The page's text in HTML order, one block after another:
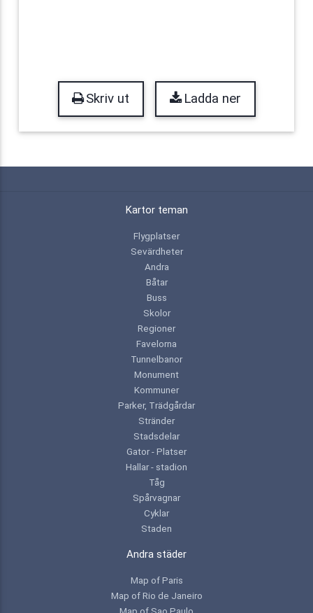
Skriv ut Ladda ner
Kartor teman
Flygplatser
Sevärdheter
Andra
Båtar
Buss
Skolor
Regioner
Favelorna
Tunnelbanor
Monument
Kommuner
Parker, Trädgårdar
Stränder
Stadsdelar
Gator - Platser
Hallar - stadion
Tåg
Spårvagnar
Cyklar
Staden
Andra städer
Map of Paris
Map of Rio de Janeiro
Map of Sao Paulo